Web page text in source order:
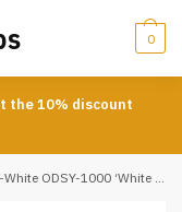
0
the 10% discount
ODSY-1000 ‘White Multi’ Best Replica